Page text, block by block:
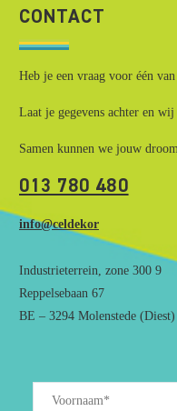
CONTACT
Heb je een vraag voor één
Laat je gegevens achter en
Samen kunnen we jouw
013 780 480
info@celdekor
Industrieterrein, zone 300 9
Reppelsebaan 67
BE – 3294 Molenstede (Diest)